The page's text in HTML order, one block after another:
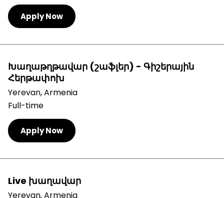
Apply Now
Խաղաթղթավար (շաֆլեր) - Գիշերային
Հերթափոխ
Yerevan, Armenia
Full-time
Apply Now
Live խաղավար
Yerevan, Armenia